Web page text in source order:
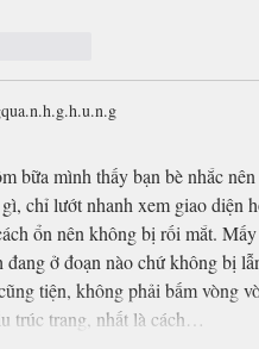
bữa mình thấy bạn bè nhắc
chỉ lướt nhanh xem giao diện
ổn nên không bị rối mắt.
đang ở đoạn nào chứ không bị
tiện, không phải bấm vòng
trúc trang, nhất là cách…